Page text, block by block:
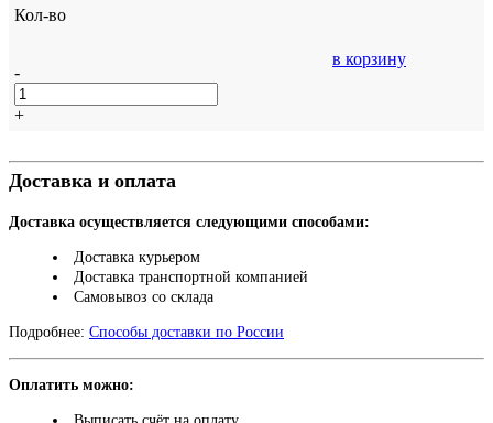
Кол-во
-
+
в корзину
Доставка и оплата
Доставка осуществляется следующими способами:
Доставка курьером
Доставка транспортной компанией
Самовывоз со склада
Подробнее: Способы доставки по России
Оплатить можно: